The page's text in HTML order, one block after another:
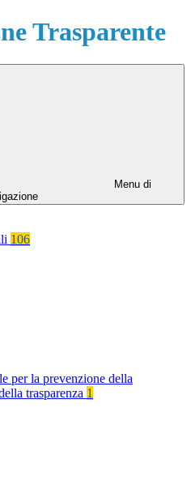
Trasparente
Menu di
106
per la prevenzione della
trasparenza 1